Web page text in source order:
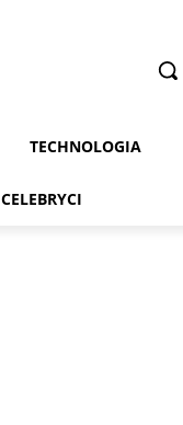
TECHNOLOGIA
CELEBRYCI